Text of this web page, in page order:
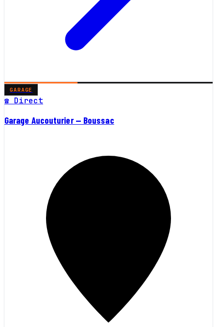
GARAGE
☎ Direct
Garage Aucouturier — Boussac